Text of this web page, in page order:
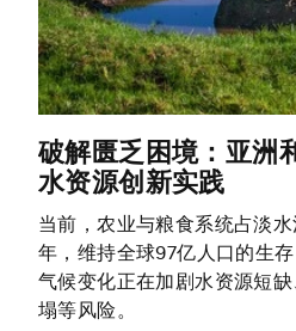
破解匮乏困境：亚洲
水资源创新实践
当前，农业与粮食系统占淡
年，维持全球97亿人口的生
气候变化正在加剧水资源短
塌等风险。